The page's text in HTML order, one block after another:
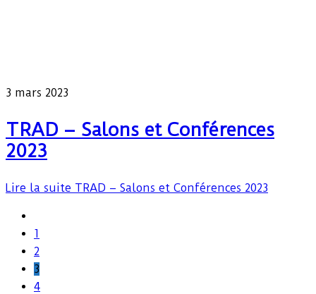
3 mars 2023
TRAD – Salons et Conférences
2023
Lire la suite TRAD – Salons et Conférences 2023
1
2
3
4